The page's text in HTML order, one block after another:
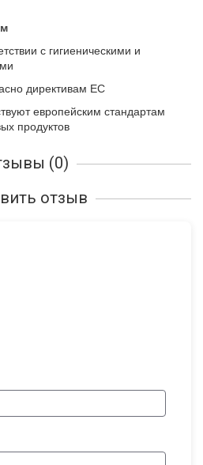
с гигиеническими и
директивам ЕС
европейским стандартам
продуктов
(0)
отзыв